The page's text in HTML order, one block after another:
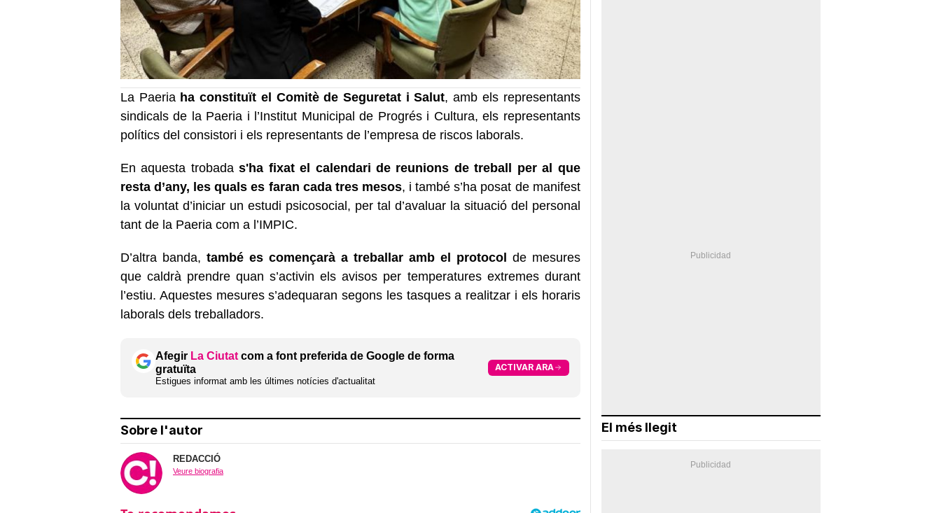
La Paeria ha constituït el Comitè de Seguretat i Salut, amb els representants
sindicals de la Paeria i l’Institut Municipal de Progrés i Cultura, els representants
polítics del consistori i els representants de l’empresa de riscos laborals.
En aquesta trobadas'ha fixat el calendari de reunions de treball per al que
resta d’any, les quals es faran cada tres mesos, i també s’ha posat de manifest
la voluntat d’iniciar un estudi psicosocial, per tal d’avaluar la situació del personal
tant de la Paeria com a l’IMPIC.
D’altra banda, també es començarà a treballar amb el protocol de mesures
que caldrà prendre quan s’activin els avisos per temperatures extremes durant
l’estiu. Aquestes mesures s’adequaran segons les tasques a realitzar i els horaris
laborals dels treballadors.
Afegir La Ciutat com a font preferida de Google de forma
gratuïta
Estigues informat amb les últimes notícies d'actualitat
ACTIVAR ARA
Sobre l'autor
REDACCIÓ
Veure biografia
El més llegit